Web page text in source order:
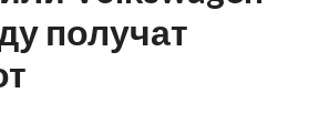
получат